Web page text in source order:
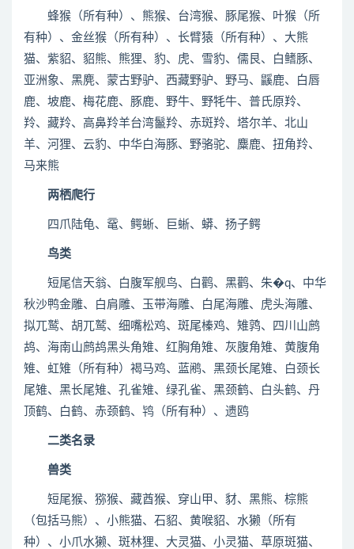
蜂猴（所有种）、熊猴、台湾猴、豚尾猴、叶猴（所
有种）、金丝猴（所有种）、长臂猿（所有种）、大熊
猫、紫貂、貂熊、熊狸、豹、虎、雪豹、儒艮、白鳍豚、
亚洲象、黑麂、蒙古野驴、西藏野驴、野马、鼷鹿、白唇
鹿、坡鹿、梅花鹿、豚鹿、野牛、野牦牛、普氏原羚、
羚、藏羚、高鼻羚羊台湾鬣羚、赤斑羚、塔尔羊、北山
羊、河狸、云豹、中华白海豚、野骆驼、麋鹿、扭角羚、
马来熊
两栖爬行
四爪陆龟、鼋、鳄蜥、巨蜥、蟒、扬子鳄
鸟类
短尾信天翁、白腹军舰鸟、白鹳、黑鹳、朱�q、中华
秋沙鸭金雕、白肩雕、玉带海雕、白尾海雕、虎头海雕、
拟兀鹫、胡兀鹫、细嘴松鸡、斑尾榛鸡、雉鹑、四川山鹧
鸪、海南山鹧鸪黑头角雉、红胸角雉、灰腹角雉、黄腹角
雉、虹雉（所有种）褐马鸡、蓝鹇、黑颈长尾雉、白颈长
尾雉、黑长尾雉、孔雀雉、绿孔雀、黑颈鹤、白头鹤、丹
顶鹤、白鹤、赤颈鹤、鸨（所有种）、遗鸥
二类名录
兽类
短尾猴、猕猴、藏酋猴、穿山甲、豺、黑熊、棕熊
（包括马熊）、小熊猫、石貂、黄喉貂、水獭（所有
种）、小爪水獭、斑林狸、大灵猫、小灵猫、草原斑猫、